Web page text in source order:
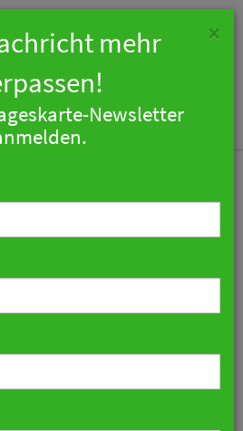
für Co-
Habyt
Uhr| Hotellerie
×
mehr
Newsletter